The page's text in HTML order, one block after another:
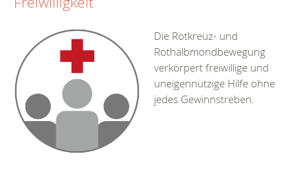
Die Rotkreuz- und
Rothalbmondbewegung
verkörpert freiwillige und
uneigennützige Hilfe ohne
jedes Gewinnstreben.